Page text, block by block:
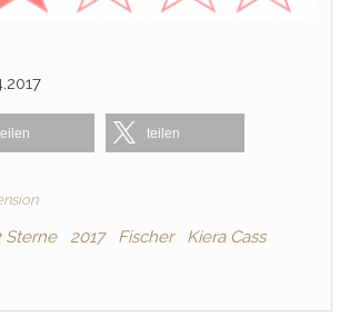
teilen
Sterne 2017 Fischer
Kiera Cass